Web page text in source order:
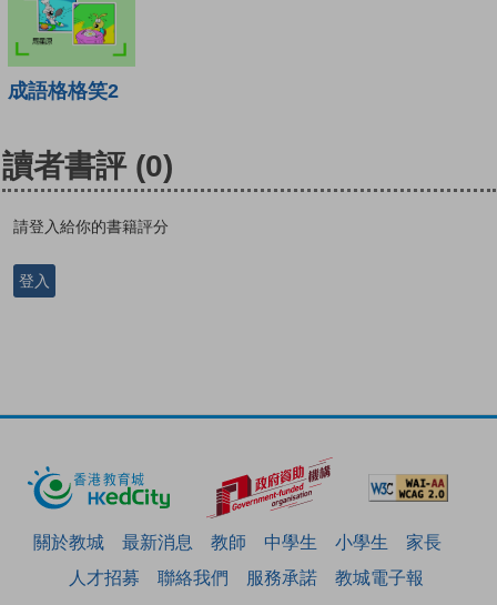
成語格格笑2
讀者書評 (0)
請登入給你的書籍評分
登入
關於教城 最新消息 教師 中學生 小學生
家長
人才招募
聯絡我們 服務承諾 教城電子報